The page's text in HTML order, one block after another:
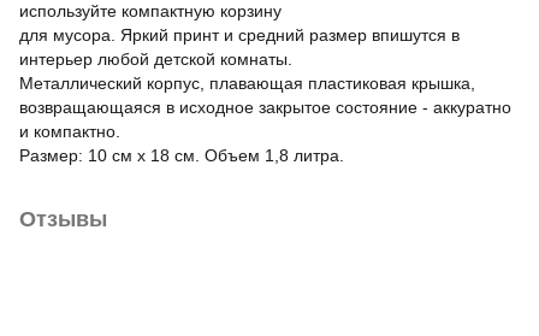
используйте компактную корзину
для мусора. Яркий принт и средний размер впишутся в
интерьер любой детской комнаты.
Металлический корпус, плавающая пластиковая крышка,
возвращающаяся в исходное закрытое состояние - аккуратно
и компактно.
Размер: 10 см х 18 см. Объем 1,8 литра.
Отзывы